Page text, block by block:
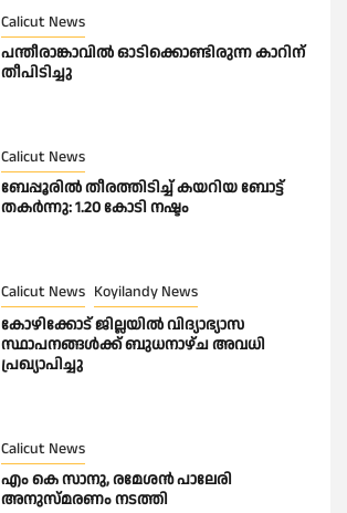
Calicut News
പന്തീരാങ്കാവിൽ ഓടിക്കൊണ്ടിരുന്ന കാറിന്
തീപിടിച്ചു
Calicut News
ബേപ്പൂരിൽ തീരത്തിടിച്ച് കയറിയ ബോട്ട്
തകർന്നു: 1.20 കോടി നഷ്ടം
Calicut News Koyilandy News
കോഴിക്കോട് ജില്ലയിൽ വിദ്യാഭ്യാസ
സ്ഥാപനങ്ങൾക്ക് ബുധനാഴ്ച അവധി
പ്രഖ്യാപിച്ചു
Calicut News
എം കെ സാനു, രമേശൻ പാലേരി
അനുസ്മരണം നടത്തി